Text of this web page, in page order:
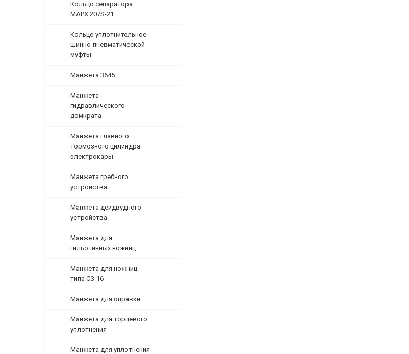
Кольцо сепаратора
МАРХ 207S-21
Кольцо уплотнительное
шинно-пневматической
муфты
Манжета 3645
Манжета
гидравлического
домкрата
Манжета главного
тормозного цилиндра
электрокары
Манжета гребного
устройства
Манжета дейдвудного
устройства
Манжета для
гильотинных ножниц
Манжета для ножниц
типа СЗ-16
Манжета для оправки
Манжета для торцевого
уплотнения
Манжета для уплотнения